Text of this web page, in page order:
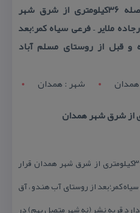
از توابع استان همدان در فاصله ۳۶كیلومتری از شرق شهر
ملایر – فرعی سیاه كمر؛بعد
قبل از روستای مسلم آباد
شهر : همدان
از توابع استان همدان در فاصله ۳۶كیلومتری از شرق شهر همدان قرار
كمر؛بعد از روستای آب هندو ، آق
قریه نشر (نه شهر متصل بهم) در